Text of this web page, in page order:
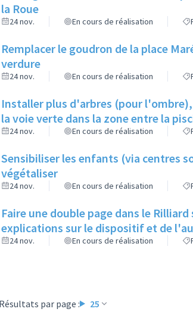
la Roue
24 nov. En cours de réalisation
Remplacer le goudron de la place
verdure
24 nov. En cours de réalisation
Installer plus d'arbres (pour
la voie verte dans la zone entre la
24 nov. En cours de réalisation
Sensibiliser les enfants (via centres
végétaliser
24 nov. En cours de réalisation
Faire une double page dans le
explications sur le dispositif et de
24 nov. En cours de réalisation
Résultats par page : 25